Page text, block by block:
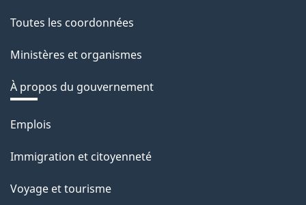
Toutes les coordonnées
Ministères et organismes
À propos du gouvernement
Thèmes
sujets
Emplois
Immigration et citoyenneté
Voyage et tourisme